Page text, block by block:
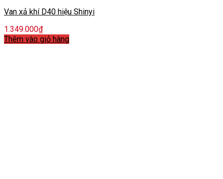
Van xả khí D40 hiệu Shinyi
1.349.000₫
Thêm vào giỏ hàng